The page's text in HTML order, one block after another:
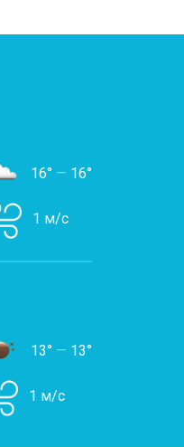
16° — 16°
1 м/с
13° — 13°
1 м/с